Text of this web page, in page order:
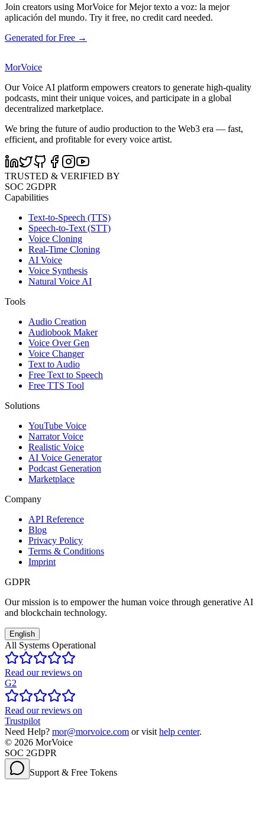
Join creators using MorVoice for Mejor texto a voz: la mejor
aplicación del mundo. Try it free, no credit card needed.
Generated for Free →
MorVoice
Our Voice AI platform empowers creators to generate high-quality
podcasts, mint their unique voices, and participate in a global
decentralized marketplace.
We bring the future of audio production to the Web3 era — fast,
efficient, and profitable for every voice artist.
TRUSTED & VERIFIED BY
SOC 2GDPR
Capabilities
Text-to-Speech (TTS)
Speech-to-Text (STT)
Voice Cloning
Real-Time Cloning
AI Voice
Voice Synthesis
Natural Voice AI
Tools
Audio Creation
Audiobook Maker
Voice Over Gen
Voice Changer
Text to Audio
Free Text to Speech
Free TTS Tool
Solutions
YouTube Voice
Narrator Voice
Realistic Voice
AI Voice Generator
Podcast Generation
Marketplace
Company
API Reference
Blog
Privacy Policy
Terms & Conditions
Imprint
GDPR
Our mission is to empower the human voice through generative AI
and blockchain technology.
English
All Systems Operational
Read our reviews on
G2
Read our reviews on
Trustpilot
Need Help? mor@morvoice.com or visit help center.
© 2026 MorVoice
SOC 2GDPR
Support & Free Tokens